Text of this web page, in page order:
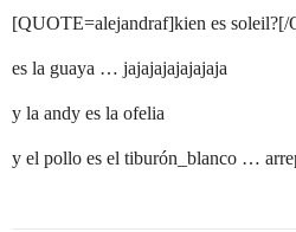
[QUOTE=alejandraf]kien es
es la guaya … jajajajajajajaja
y la andy es la ofelia
y el pollo es el tiburón_blanco …